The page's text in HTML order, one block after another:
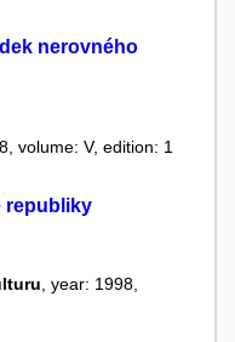
nerovného
volume: V, edition: 1
republiky
, year: 1998,